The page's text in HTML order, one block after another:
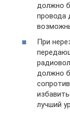
должно
провода
При
должно
лучший